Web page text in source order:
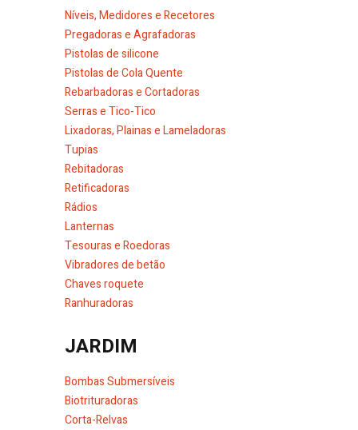
Níveis, Medidores e Recetores
Pregadoras e Agrafadoras
Pistolas de silicone
Pistolas de Cola Quente
Rebarbadoras e Cortadoras
Serras e Tico-Tico
Lixadoras, Plainas e Lameladoras
Tupias
Rebitadoras
Retificadoras
Rádios
Lanternas
Tesouras e Roedoras
Vibradores de betão
Chaves roquete
Ranhuradoras
JARDIM
Bombas Submersíveis
Biotrituradoras
Corta-Relvas